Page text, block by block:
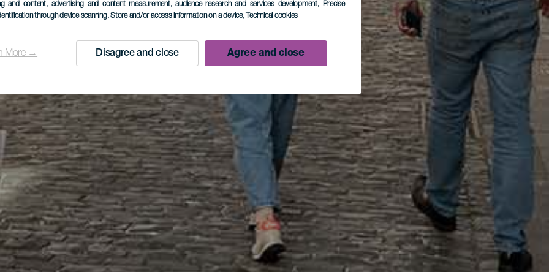
and content, advertising and content measurement, audience research and services development, Precise
through device scanning, Store and/or access information on a device, Technical cookies
More → Disagree and close Agree and close